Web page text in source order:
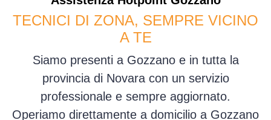
TECNICI DI ZONA, SEMPRE VICINO
A TE
Siamo presenti a Gozzano e in tutta la
provincia di Novara con un servizio
professionale e sempre aggiornato.
Operiamo direttamente a domicilio a Gozzano